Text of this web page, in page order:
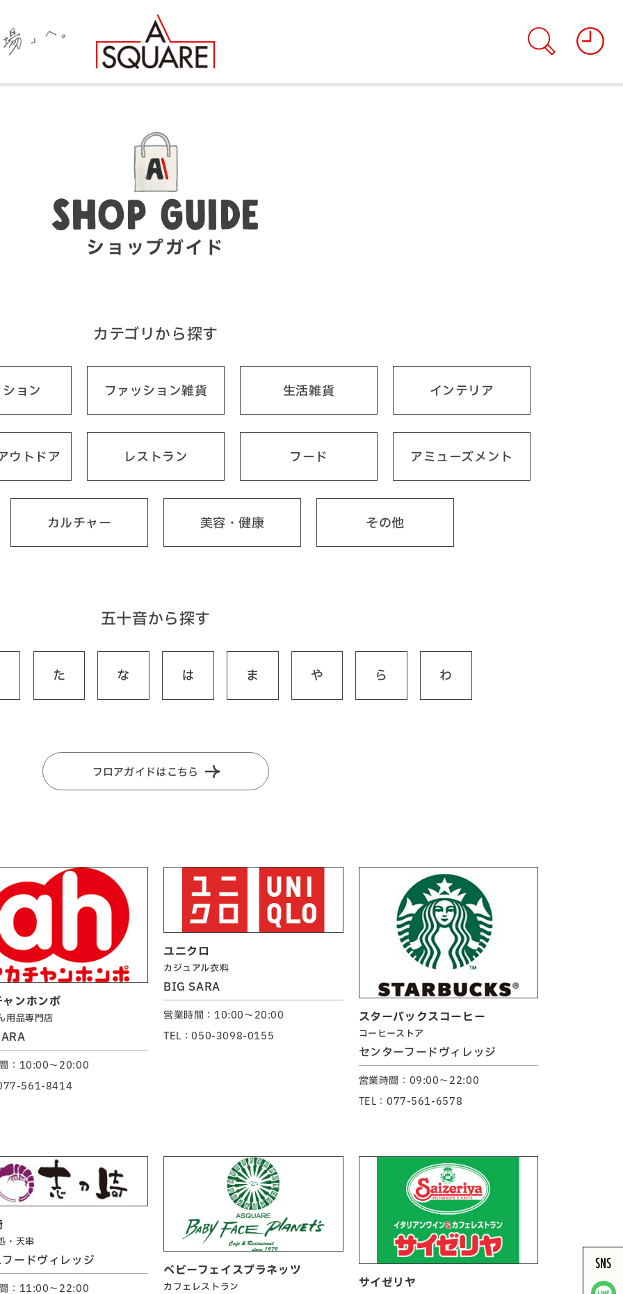
SHOP GUIDE
ショップガイド
カテゴリから探す
ョン ファッション雑貨 生活雑貨 インテリア
ウトドア レストラン フード アミューズメント
カルチャー 美容・健康 その他
五十音から探す
た な は ま や ら わ
フロアガイドはこちら
ャンホンポ
用品専門店
：10:00～20:00
561-8414
ユニクロ
カジュアル衣料
BIG SARA
営業時間：10:00～20:00
TEL：050-3098-0155
スターバックスコーヒー
コーヒーストア
センターフードヴィレッジ
営業時間：09:00～22:00
TEL：077-561-6578
・天串
フードヴィレッジ
：11:00～22:00
ベビーフェイスプラネッツ
カフェレストラン サイゼリヤ
SNS